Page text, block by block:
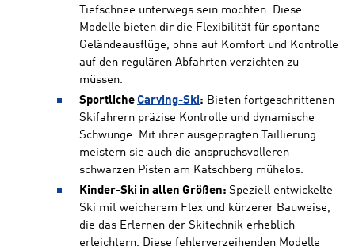
Tiefschnee unterwegs sein möchten. Diese
Modelle bieten dir die Flexibilität für spontane
Geländeausflüge, ohne auf Komfort und Kontrolle
auf den regulären Abfahrten verzichten zu
müssen.
Sportliche Carving-Ski: Bieten fortgeschrittenen
Skifahrern präzise Kontrolle und dynamische
Schwünge. Mit ihrer ausgeprägten Taillierung
meistern sie auch die anspruchsvolleren
schwarzen Pisten am Katschberg mühelos.
Kinder-Ski in allen Größen: Speziell entwickelte
Ski mit weicherem Flex und kürzerer Bauweise,
die das Erlernen der Skitechnik erheblich
erleichtern. Diese fehlerverzeihenden Modelle